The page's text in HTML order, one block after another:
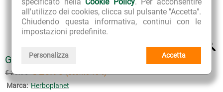
all'utilizzo dei cookies, clicca sul pulsante "Accetta".
Chiudendo questa informativa, continui con le
impostazioni predefinite.
Personalizza Accetta
GIOIA-DOP
€ 29.95 € 26.96(sconto 10%)
Marca: Herboplanet